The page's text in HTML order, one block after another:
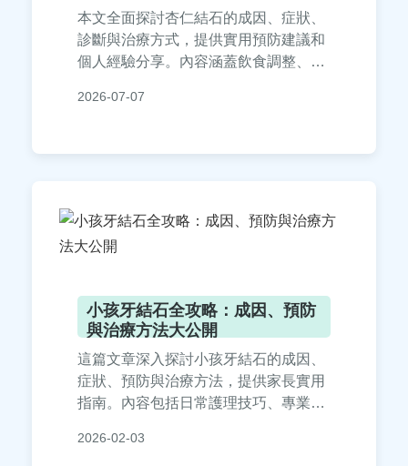
本文全面探討杏仁結石的成因、症狀、
診斷與治療方式，提供實用預防建議和
個人經驗分享。內容涵蓋飲食調整、醫
入了解杏仁結石並有效應對。適合關心
2026-07-07
小孩牙結石全攻略：成因、預防
與治療方法大公開
這篇文章深入探討小孩牙結石的成因、
症狀、預防與治療方法，提供家長實用
指南。內容包括日常護理技巧、專業治
子的口腔健康。
2026-02-03